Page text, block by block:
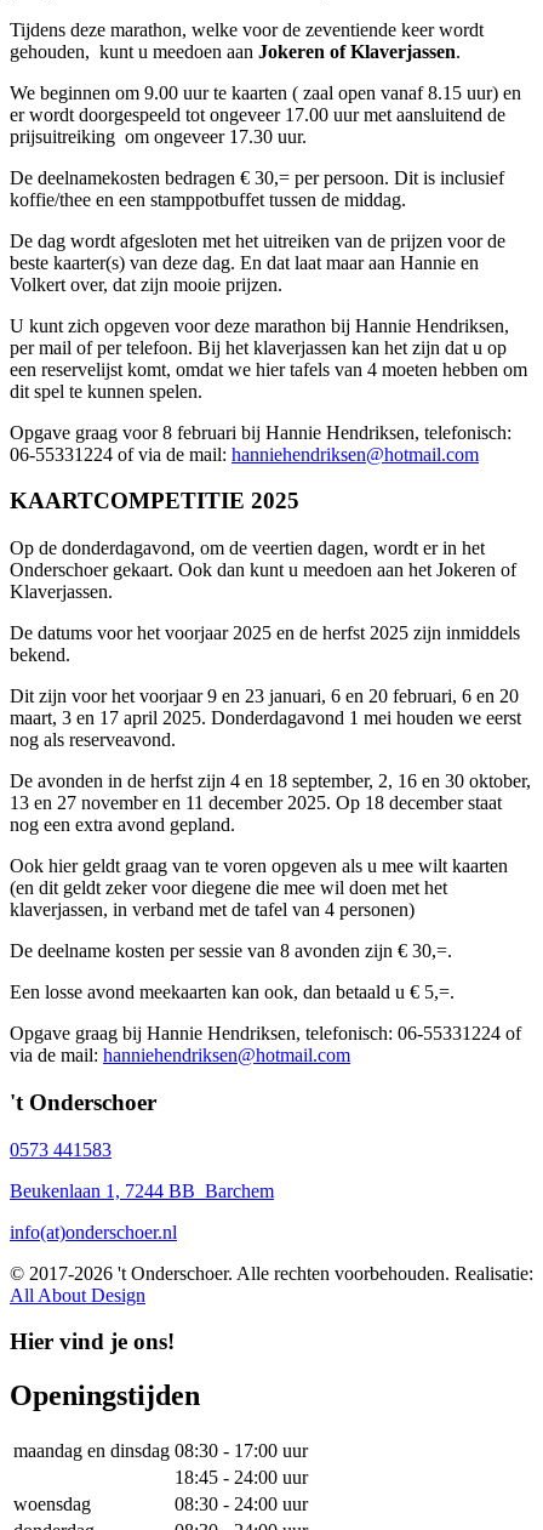
Tijdens deze marathon, welke voor de zeventiende keer wordt
gehouden, kunt u meedoen aan Jokeren of Klaverjassen.
We beginnen om 9.00 uur te kaarten ( zaal open vanaf 8.15 uur) en
er wordt doorgespeeld tot ongeveer 17.00 uur met aansluitend de
prijsuitreiking om ongeveer 17.30 uur.
De deelnamekosten bedragen € 30,= per persoon. Dit is inclusief
koffie/thee en een stamppotbuffet tussen de middag.
De dag wordt afgesloten met het uitreiken van de prijzen voor de
beste kaarter(s) van deze dag. En dat laat maar aan Hannie en
Volkert over, dat zijn mooie prijzen.
U kunt zich opgeven voor deze marathon bij Hannie Hendriksen,
per mail of per telefoon. Bij het klaverjassen kan het zijn dat u op
een reservelijst komt, omdat we hier tafels van 4 moeten hebben om
dit spel te kunnen spelen.
Opgave graag voor 8 februari bij Hannie Hendriksen, telefonisch:
06-55331224 of via de mail: hanniehendriksen@hotmail.com
KAARTCOMPETITIE 2025
Op de donderdagavond, om de veertien dagen, wordt er in het
Onderschoer gekaart. Ook dan kunt u meedoen aan het Jokeren of
Klaverjassen.
De datums voor het voorjaar 2025 en de herfst 2025 zijn inmiddels
bekend.
Dit zijn voor het voorjaar 9 en 23 januari, 6 en 20 februari, 6 en 20
maart, 3 en 17 april 2025. Donderdagavond 1 mei houden we eerst
nog als reserveavond.
De avonden in de herfst zijn 4 en 18 september, 2, 16 en 30 oktober,
13 en 27 november en 11 december 2025. Op 18 december staat
nog een extra avond gepland.
Ook hier geldt graag van te voren opgeven als u mee wilt kaarten
(en dit geldt zeker voor diegene die mee wil doen met het
klaverjassen, in verband met de tafel van 4 personen)
De deelname kosten per sessie van 8 avonden zijn € 30,=.
Een losse avond meekaarten kan ook, dan betaald u € 5,=.
Opgave graag bij Hannie Hendriksen, telefonisch: 06-55331224 of
via de mail: hanniehendriksen@hotmail.com
't Onderschoer
0573 441583
Beukenlaan 1, 7244 BB Barchem
info(at)onderschoer.nl
© 2017-2026 't Onderschoer. Alle rechten voorbehouden. Realisatie:
All About Design
Hier vind je ons!
Openingstijden
maandag en dinsdag 08:30 - 17:00 uur
18:45 - 24:00 uur
woensdag
08:30 - 24:00 uur